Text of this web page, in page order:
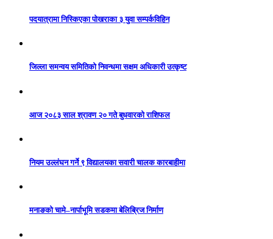
पदयात्रामा निस्किएका पोखराका ३ युवा सम्पर्कविहिन
जिल्ला समन्वय समितिको निवन्धमा सक्षम अधिकारी उत्कृष्ट
आज २०८३ साल श्रावण २० गते बुधवारको राशिफल
नियम उल्लंघन गर्ने ९ विद्यालयका सवारी चालक कारबाहीमा
मनाङको चामे–नार्पाभूमि सडकमा बेलिब्रिज निर्माण